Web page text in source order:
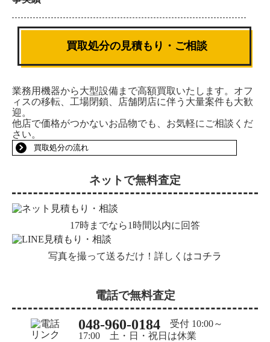
買取処分の見積もり・ご相談
業務用機器から大型設備まで高額買取いたします。オフ
ィスの移転、工場閉鎖、店舗閉店に伴う大量案件も大歓
迎。
他店で価格がつかないお品物でも、お気軽にご相談くだ
さい。
買取処分の流れ
ネットで無料査定
17時までなら1時間以内に回答
写真を撮って送るだけ！詳しくはコチラ
電話で無料査定
048-960-0184受付 10:00～
17:00 土・日・祝日は休業